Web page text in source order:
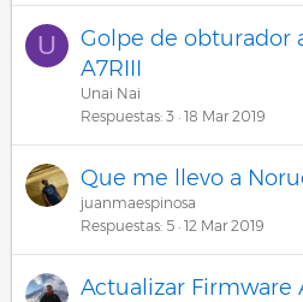
U
Golpe de obturador
A7RIII
Unai Nai
Respuestas 3 18 Mar 2019
Que me llevo a
juanmaespinosa
Respuestas 5 12 Mar 2019
Actualizar Firmware